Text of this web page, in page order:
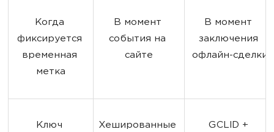
Когда
фиксируется
временная
метка
В момент
события на
сайте
В момент
заключения
офлайн-сделки
Ключ
Хешированные
GCLID +